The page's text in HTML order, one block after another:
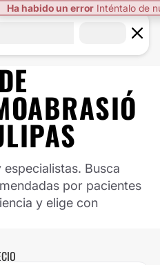
Ha habido un error Inténtalo de
Busca
por pacientes
y elige con